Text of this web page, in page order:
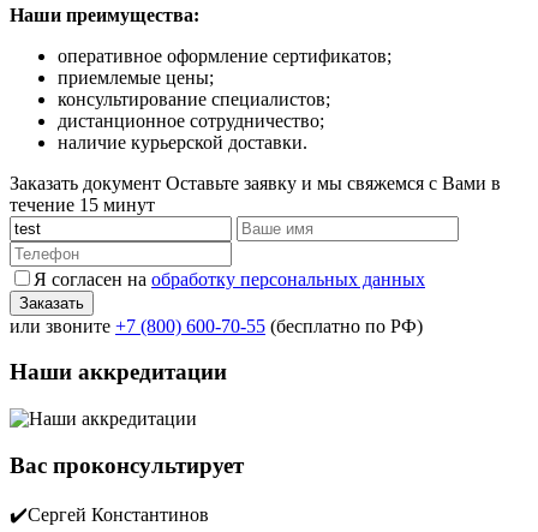
Наши преимущества:
оперативное оформление сертификатов;
приемлемые цены;
консультирование специалистов;
дистанционное сотрудничество;
наличие курьерской доставки.
Заказать документ Оставьте заявку и мы свяжемся с Вами в
течение 15 минут
Я согласен на обработку персональных данных
или звоните +7 (800) 600-70-55 (бесплатно по РФ)
Наши аккредитации
Вас проконсультирует
✔️Сергей Константинов